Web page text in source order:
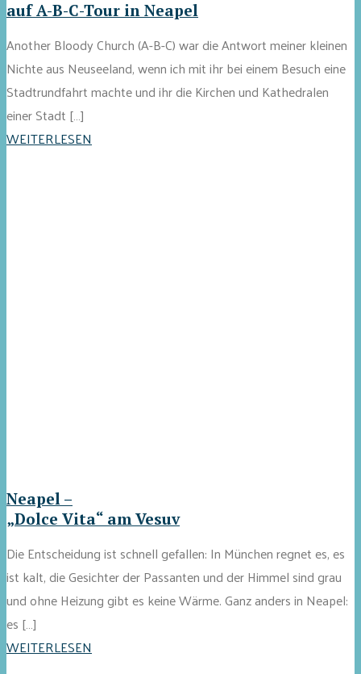
auf A-B-C-Tour in Neapel
Another Bloody Church (A-B-C) war die Antwort meiner kleinen
Nichte aus Neuseeland, wenn ich mit ihr bei einem Besuch eine
Stadtrundfahrt machte und ihr die Kirchen und Kathedralen
einer Stadt […]
WEITERLESEN
Neapel –
„Dolce Vita“ am Vesuv
Die Entscheidung ist schnell gefallen: In München regnet es, es
ist kalt, die Gesichter der Passanten und der Himmel sind grau
und ohne Heizung gibt es keine Wärme. Ganz anders in Neapel:
es […]
WEITERLESEN